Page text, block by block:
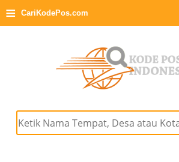
≡ CariKodePos.com